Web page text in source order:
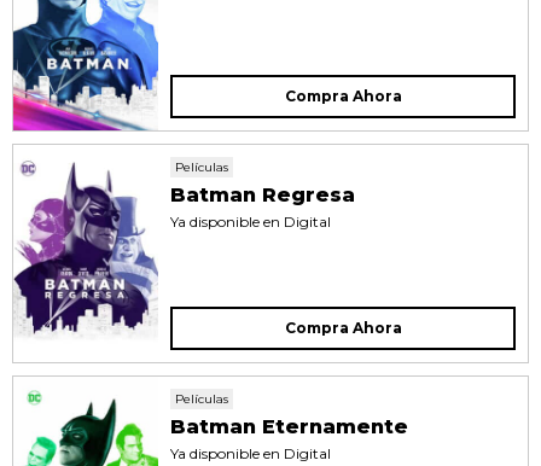
Compra Ahora
Películas
Batman Regresa
Ya disponible en Digital
Compra Ahora
Películas
Batman Eternamente
Ya disponible en Digital